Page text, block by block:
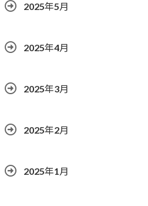
2025年5月
2025年4月
2025年3月
2025年2月
2025年1月